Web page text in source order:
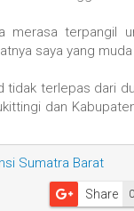
merasa terpangil
saya yang
tidak terlepas dari
dan
Sumatra Barat
0
Share